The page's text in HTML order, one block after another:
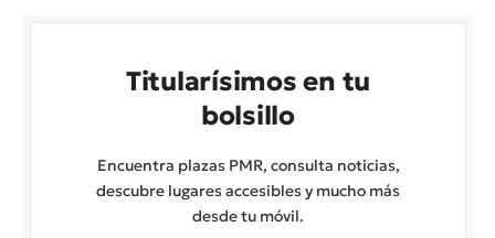
Titularísimos en tu
bolsillo
Encuentra plazas PMR, consulta noticias,
descubre lugares accesibles y mucho más
desde tu móvil.